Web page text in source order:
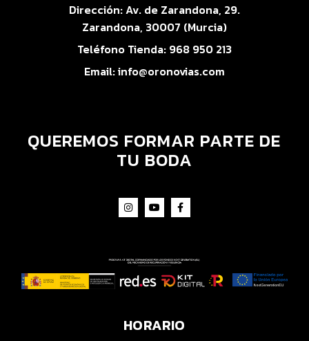
Dirección:Av. de Zarandona, 29.
Zarandona, 30007 (Murcia)
Teléfono Tienda: 968 950 213
Email:info@oronovias.com
QUEREMOS FORMAR PARTE DE
TU BODA
HORARIO